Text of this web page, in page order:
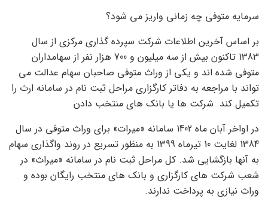
سرمایه متوفی چه زمانی واریز می شود؟
بر اساس آخرین اطلاعات شرکت سپرده گذاری مرکزی از سال
1383 تاکنون بیش از سه میلیون و 700 هزار نفر از سهامداران
متوفی شده اند و یکی از وراث متوفی صاحبان سهام عدالت می
تواند با مراجعه به دفاتر کارگزاری مراحل ثبت نام در سامانه ارث را
تکمیل کند. شرکت ها یا بانک های منتخب دادن
در اواخر آبان ماه 1402 سامانه «میرات» برای وراث متوفی در سال
1384 لغایت 10 تیرماه 1399 به منظور تسریع در روند واگذاری سهام
به آنها بازگشایی شد. کل مراحل ثبت نام در سامانه «میراث» در
شعب شرکت های کارگزاری و بانک های منتخب رایگان بوده و
وراث نیازی به پرداخت ندارند.